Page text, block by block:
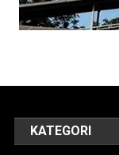
KATEGORI